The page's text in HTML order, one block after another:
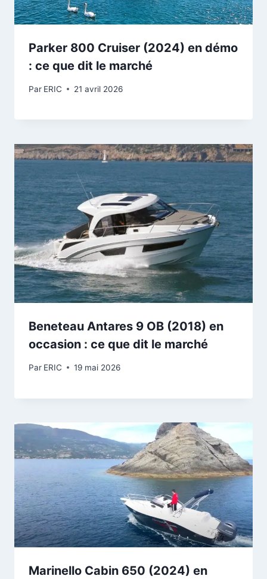
Parker 800 Cruiser (2024) en démo
: ce que dit le marché
Par ERIC 21 avril 2026
Beneteau Antares 9 OB (2018) en
occasion : ce que dit le marché
Par ERIC 19 mai 2026
Marinello Cabin 650 (2024) en